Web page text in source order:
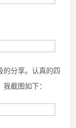
的分享。认真的四
截图如下：